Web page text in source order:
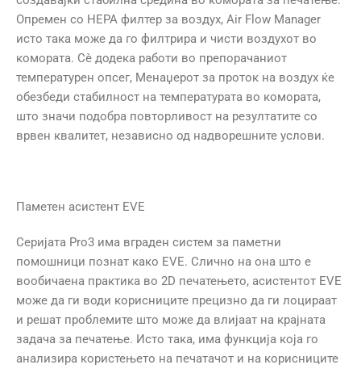
Опремен со HEPA филтер за воздух, Air Flow Manager
исто така може да го филтрира и чисти воздухот во
комората. Сè додека работи во препорачаниот
температурен опсег, Менаџерот за проток на воздух ќе
обезбеди стабилност на температурата во комората,
што значи подобра повторливост на резултатите со
врвен квалитет, независно од надворешните услови.
Паметен асистент EVE
Серијата Pro3 има вграден систем за паметни
помошници познат како EVE. Слично на она што е
вообичаена практика во 2D печатењето, асистентот EVE
може да ги води корисниците прецизно да ги лоцираат
и решат проблемите што може да влијаат на крајната
задача за печатење. Исто така, има функција која го
анализира користењето на печатачот и на корисниците